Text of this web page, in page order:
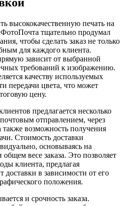
высококачественную печать на
ФотоПочта тщательно продумал
чтобы сделать заказ не только
для каждого клиента.
зависит от выбранной
требований к изображению.
качеству используемых
передачи цвета, что может
цену.
предлагается несколько
отправлением, через
также возможность получения
Стоимость доставки
основываясь на
весе заказа. Это позволяет
клиента, предлагая
доставки в зависимости от его
положения.
и срочность заказа.